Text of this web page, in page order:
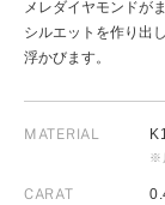
メレダイヤモンドが
シルエットを作り出
浮かびます。
MATERIAL
※
CARAT